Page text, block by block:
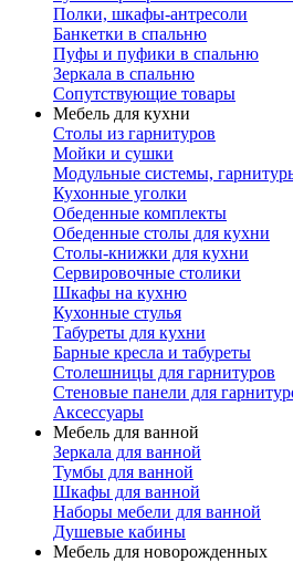
Полки, шкафы-антресоли
Банкетки в спальню
Пуфы и пуфики в спальню
Зеркала в спальню
Сопутствующие товары
Мебель для кухни
Столы из гарнитуров
Мойки и сушки
Модульные системы,
Кухонные уголки
Обеденные комплекты
Обеденные столы для кухни
Столы-книжки для кухни
Сервировочные столики
Шкафы на кухню
Кухонные стулья
Табуреты для кухни
Барные кресла и табуреты
Столешницы для гарнитуров
Стеновые панели для
Аксессуары
Мебель для ванной
Зеркала для ванной
Тумбы для ванной
Шкафы для ванной
Наборы мебели для ванной
Душевые кабины
Мебель для новорожденных